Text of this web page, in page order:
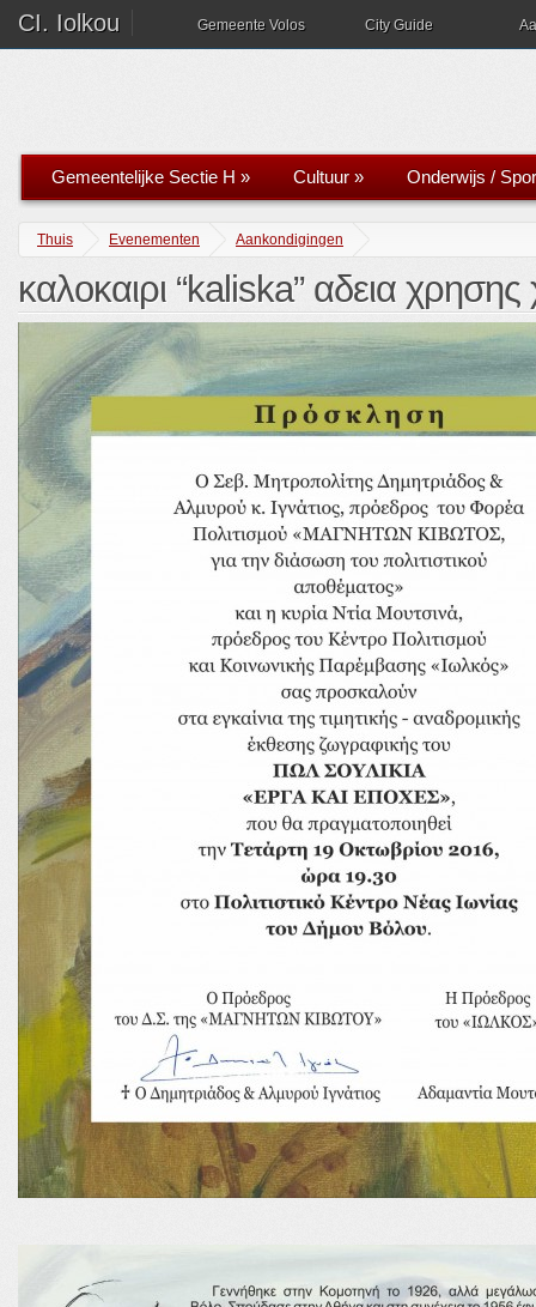
CI. Iolkou Gemeente Volos City Guide
Gemeentelijke Sectie H » Cultuur » Onderwijs /
Thuis Evenementen Aankondigingen
καλοκαιρι “kaliska” αδεια